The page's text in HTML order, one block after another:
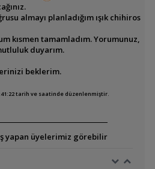
almayı planladığım ışık chihiros
kısmen tamamladım. Yorumunuz,
duyarım.
beklerim.
tarih ve saatinde düzenlenmiştir.
yapan üyelerimiz görebilir